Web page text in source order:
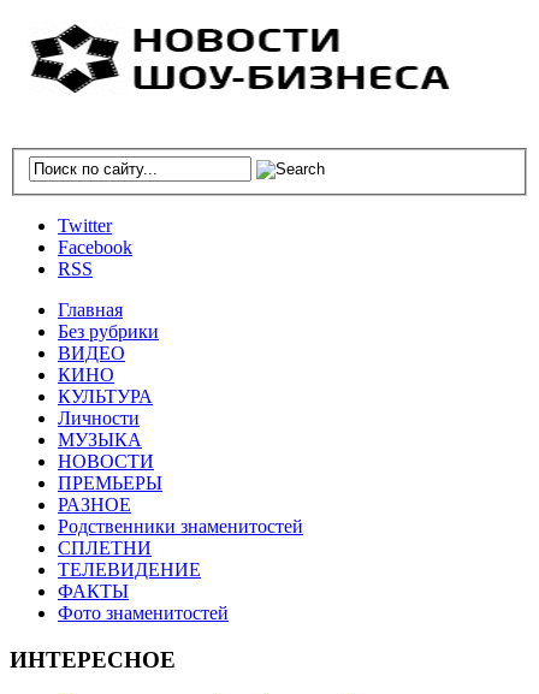
Twitter
Facebook
RSS
Главная
Без рубрики
ВИДЕО
КИНО
КУЛЬТУРА
Личности
МУЗЫКА
НОВОСТИ
ПРЕМЬЕРЫ
РАЗНОЕ
Родственники знаменитостей
СПЛЕТНИ
ТЕЛЕВИДЕНИЕ
ФАКТЫ
Фото знаменитостей
ИНТЕРЕСНОЕ